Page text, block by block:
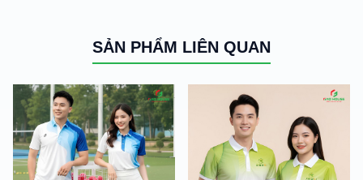
SẢN PHẨM LIÊN QUAN